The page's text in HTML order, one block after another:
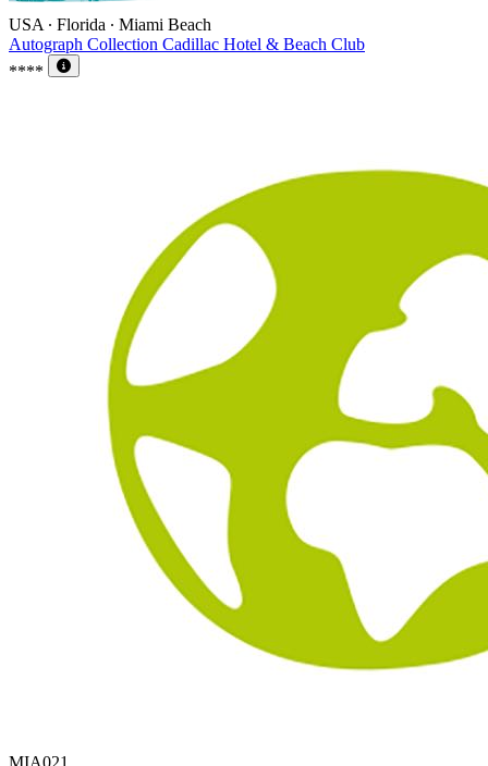
USA ∙ Florida ∙ Miami Beach
Autograph Collection Cadillac Hotel & Beach Club
****
MIA021